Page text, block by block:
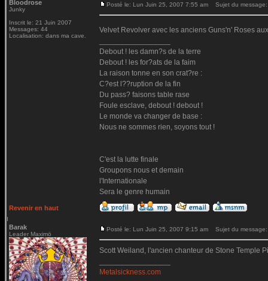
Bloodrose
Junky
Inscrit le: 21 Juin 2007
Messages: 44
Localisation: dans ma cave.
Posté le: Lun Juin 25, 2007 7:55 am Sujet du message:
Velvet Revolver avec les anciens Guns'n' Roses
Debout ! les damn?s de la terre
Debout ! les for?ats de la faim
La raison tonne en son crat?re :
C?est l??ruption de la fin
Du pass? faisons table rase
Foule esclave, debout ! debout !
Le monde va changer de base :
Nous ne sommes rien, soyons tout !
C'est la lutte finale
Groupons nous et demain
l'Internationale
Sera le genre humain
Revenir en haut
Barak
Leader Maximö
Posté le: Lun Juin 25, 2007 9:15 am Sujet du message:
Scott Weiland, l'ancien chanteur de Stone Temple
Metalsickness.com